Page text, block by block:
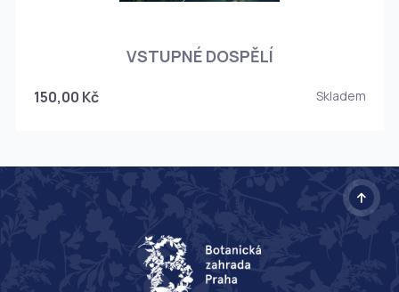
VSTUPNÉ DOSPĚLÍ
150,00 Kč Skladem